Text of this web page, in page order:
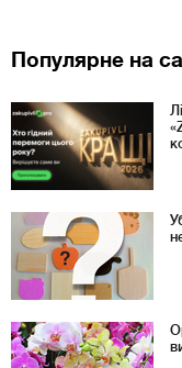
Популярне на